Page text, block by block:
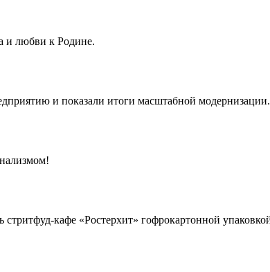
и любви к Родине.
и показали итоги масштабной модернизации.
кафе «Ростерхит» гофрокартонной